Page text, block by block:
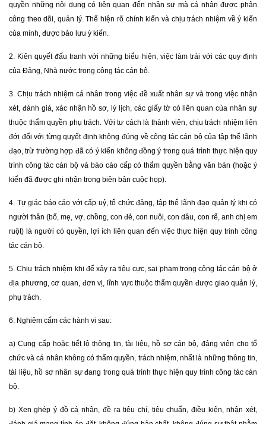
quyền những nội dung có liên quan đến nhân sự mà cá nhân được phân
công theo dõi, quản lý. Thể hiện rõ chính kiến và chịu trách nhiệm về ý kiến
của mình, được bảo lưu ý kiến.
2. Kiên quyết đấu tranh với những biểu hiện, việc làm trái với các quy định
của Đảng, Nhà nước trong công tác cán bộ.
3. Chịu trách nhiệm cá nhân trong việc đề xuất nhân sự và trong việc nhận
xét, đánh giá, xác nhận hồ sơ, lý lịch, các giấy tờ có liên quan của nhân sự
thuộc thẩm quyền phụ trách. Với tư cách là thành viên, chịu trách nhiệm liên
đới đối với từng quyết định không đúng về công tác cán bộ của tập thể lãnh
đạo, trừ trường hợp đã có ý kiến không đồng ý trong quá trình thực hiện quy
trình công tác cán bộ và báo cáo cấp có thẩm quyền bằng văn bản (hoặc ý
kiến đã được ghi nhận trong biên bản cuộc họp).
4. Tự giác báo cáo với cấp uỷ, tổ chức đảng, tập thể lãnh đạo quản lý khi có
người thân (bố, mẹ, vợ, chồng, con đẻ, con nuôi, con dâu, con rể, anh chị em
ruột) là người có quyền, lợi ích liên quan đến việc thực hiện quy trình công
tác cán bộ.
5. Chịu trách nhiệm khi để xảy ra tiêu cực, sai phạm trong công tác cán bộ ở
địa phương, cơ quan, đơn vị, lĩnh vực thuộc thẩm quyền được giao quản lý,
phụ trách.
6. Nghiêm cấm các hành vi sau:
a) Cung cấp hoặc tiết lộ thông tin, tài liệu, hồ sơ cán bộ, đảng viên cho tổ
chức và cá nhân không có thẩm quyền, trách nhiệm, nhất là những thông tin,
tài liệu, hồ sơ nhân sự đang trong quá trình thực hiện quy trình công tác cán
bộ.
b) Xen ghép ý đồ cá nhân, đề ra tiêu chí, tiêu chuẩn, điều kiện, nhận xét,